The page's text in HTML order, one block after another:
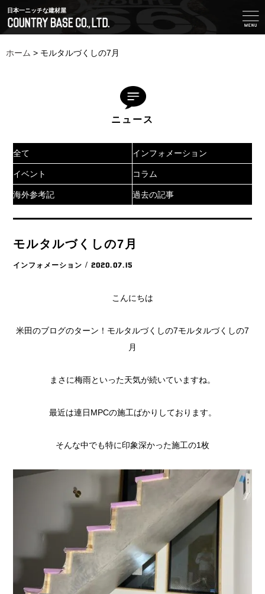
日本一ニッチな建材屋
ホーム > モルタルづくしの7月
ニュース
全て インフォメーション
イベント コラム
海外参考記 過去の記事
モルタルづくしの7月
インフォメーション / 2020.07.15
こんにちは
米田のブログのターン！モルタルづくしの7モルタルづくしの7
月
まさに梅雨といった天気が続いていますね。
最近は連日MPCの施工ばかりしております。
そんな中でも特に印象深かった施工の1枚